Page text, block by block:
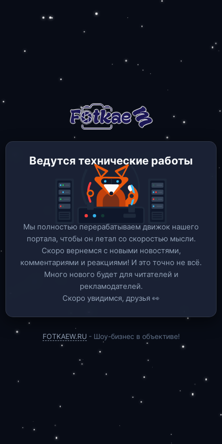
Ведутся технические работы
Мы полностью перерабатываем движок нашего
портала, чтобы он летал со скоростью мысли.
Скоро вернемся c новыми новостями,
комментариями и реакциями! И это точно не всё.
Много нового будет для читателей и
рекламодателей.
Скоро увидимся, друзья 👀
FOTKAEW.RU - Шоу-бизнес в объективе!